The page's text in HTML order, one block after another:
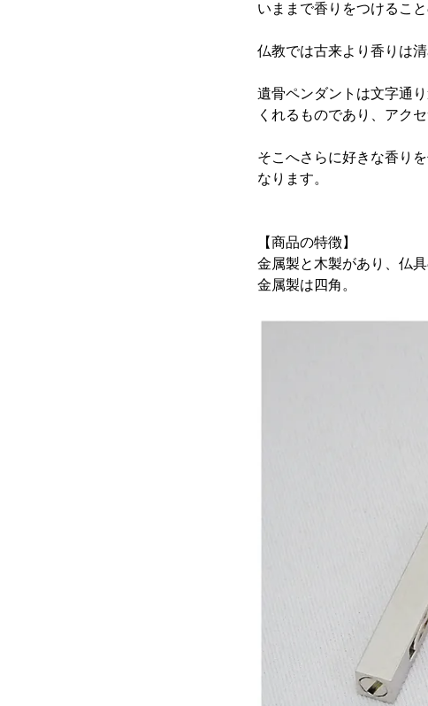
いままで香りをつけるこ
仏教では古来より香りは
遺骨ペンダントは文字通
くれるものであり、アク
そこへさらに好きな香り
なります。
【商品の特徴】
金属製と木製があり、仏
金属製は四角。